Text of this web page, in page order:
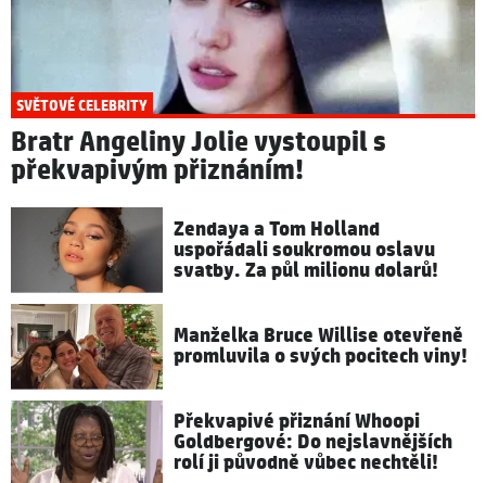
SVĚTOVÉ CELEBRITY
Bratr Angeliny Jolie vystoupil s
překvapivým přiznáním!
Zendaya a Tom Holland
uspořádali soukromou oslavu
svatby. Za půl milionu dolarů!
Manželka Bruce Willise otevřeně
promluvila o svých pocitech viny!
Překvapivé přiznání Whoopi
Goldbergové: Do nejslavnějších
rolí ji původně vůbec nechtěli!